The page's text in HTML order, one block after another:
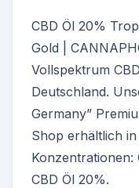
CBD Öl 20%
Gold |
Vollspektrum
Deutschland.
Germany”
Shop erhältlich
Konzentrationen:
CBD Öl 20%.